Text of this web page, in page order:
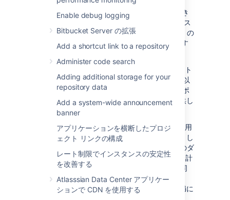
Enable debug logging
Bitbucket Server の拡張
Add a shortcut link to a repository
Administer code search
Adding additional storage for your
repository data
Add a system-wide announcement
banner
アプリケーションを横断したプロジ
ェクト リンクの構成
レート制限でインスタンスの安定性
を改善する
Atlasssian Data Center アプリケー
ションで CDN を使用する
Bitbucket Server がメンテナンス モードのとき
に、Bitbucket Server の web インターフェイス
にアクセスしようとしたり、Bitbucket Server の
ホスティング サーバーを使用しようとしたりす
ると、エラー メッセージが表示されます。
クライアントは Windows および Linux プラット
フォームと Bitbucket Server バージョン 4.0 以
降をサポートしていますが、個々の組織の IT ポ
リシーやプロセスに連携するような機能は提供し
ていません。
Bitbucket Server Backup Client の使用時に利用
が不可能になる時間を予測するための参考値とし
て、弊社の内部使用では、Bitbucket Server のダ
ウンタイムは 7–8 分 (リポジトリのサイズが合計
6 GB の場合) になりました。比較のために、同
じリポジトリでBitbucket Server DIY Backup
を使用すると、一般にダウンタイムは 1 分未満に